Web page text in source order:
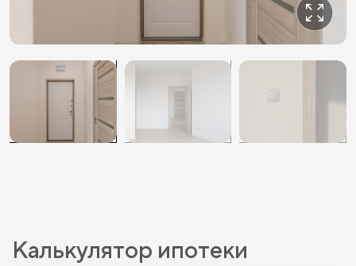
Калькулятор ипотеки